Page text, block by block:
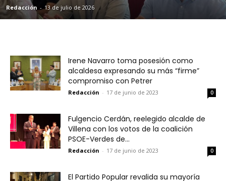
Redacción - 13 de julio de 2026
Irene Navarro toma posesión como
alcaldesa expresando su más “firme”
compromiso con Petrer
Redacción - 17 de junio de 2023 0
Fulgencio Cerdán, reelegido alcalde de
Villena con los votos de la coalición
PSOE-Verdes de...
Redacción - 17 de junio de 2023 0
El Partido Popular revalida su mayoría